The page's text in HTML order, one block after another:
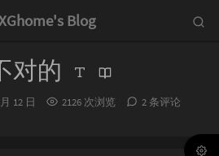
Blog
对的
12 日 2126 次浏览
2 条评论